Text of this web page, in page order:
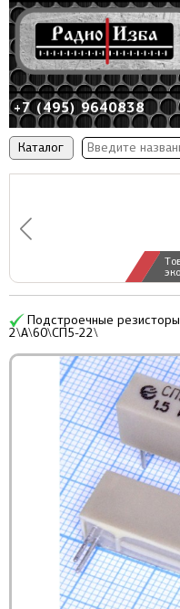
Каталог
+7 (495) 9640838
Подстроечные
2\А\60\СП5-22\